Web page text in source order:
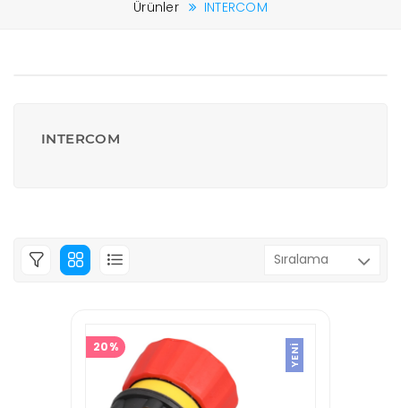
Ürünler INTERCOM
INTERCOM
20% YENI